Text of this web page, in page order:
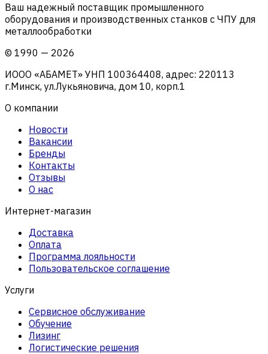
Ваш надежный поставщик промышленного
оборудования и производственных станков с ЧПУ для
металлообработки
© 1990 — 2026
ИООО «АБАМЕТ» УНП 100364408, адрес: 220113
г.Минск, ул.Лукьяновича, дом 10, корп.1
О компании
Новости
Вакансии
Бренды
Контакты
Отзывы
О нас
Интернет-магазин
Доставка
Оплата
Программа лояльности
Пользовательское соглашение
Услуги
Сервисное обслуживание
Обучение
Лизинг
Логистические решения